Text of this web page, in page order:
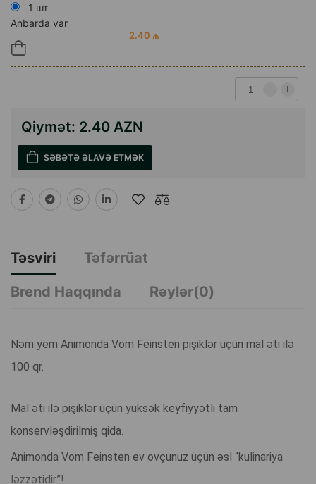
1 шт
Anbarda var
2.40 ₼
Qiymət: 2.40 AZN
SƏBƏTƏ ƏLAVƏ ETMƏK
Təsviri
Təfərrüat
Brend Haqqında
Rəylər(0)
Nəm yem Animonda Vom Feinsten pişiklər üçün mal əti ilə
100 qr.
Mal əti ilə pişiklər üçün yüksək keyfiyyətli tam
konservləşdirilmiş qida.
Animonda Vom Feinsten ev ovçunuz üçün əsl “kulinariya
ləzzətidir”!